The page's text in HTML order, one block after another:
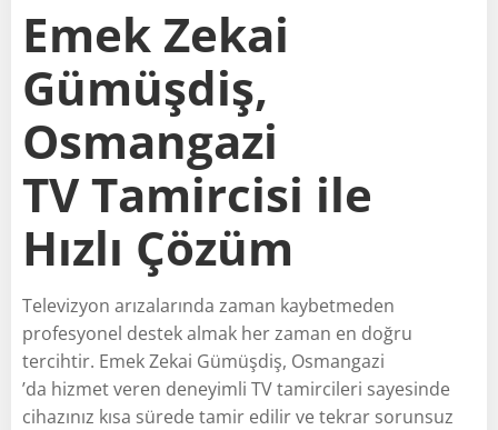
Emek Zekai
Gümüşdiş,
Osmangazi
TV Tamircisi ile
Hızlı Çözüm
Televizyon arızalarında zaman kaybetmeden
profesyonel destek almak her zaman en doğru
tercihtir. Emek Zekai Gümüşdiş, Osmangazi
’da hizmet veren deneyimli TV tamircileri sayesinde
cihazınız kısa sürede tamir edilir ve tekrar sorunsuz